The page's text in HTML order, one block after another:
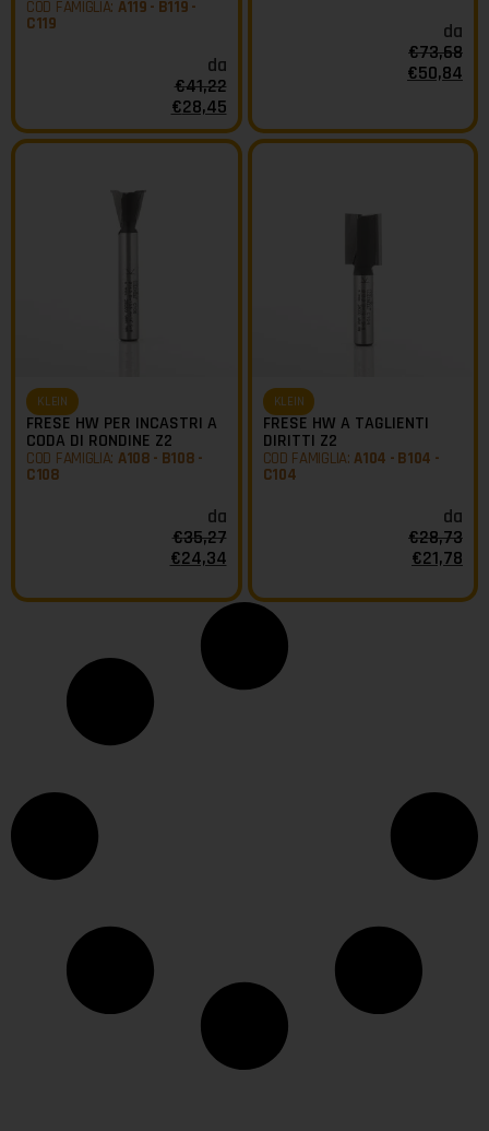
COD FAMIGLIA: A119 - B119 -
C119
da
€41,22
€28,45
da
€73,68
€50,84
KLEIN
FRESE HW PER INCASTRI A
CODA DI RONDINE Z2
COD FAMIGLIA: A108 - B108 -
C108
da
€35,27
€24,34
KLEIN
FRESE HW A TAGLIENTI
DIRITTI Z2
COD FAMIGLIA:A104 - B104 -
C104
da
€28,73
€21,78